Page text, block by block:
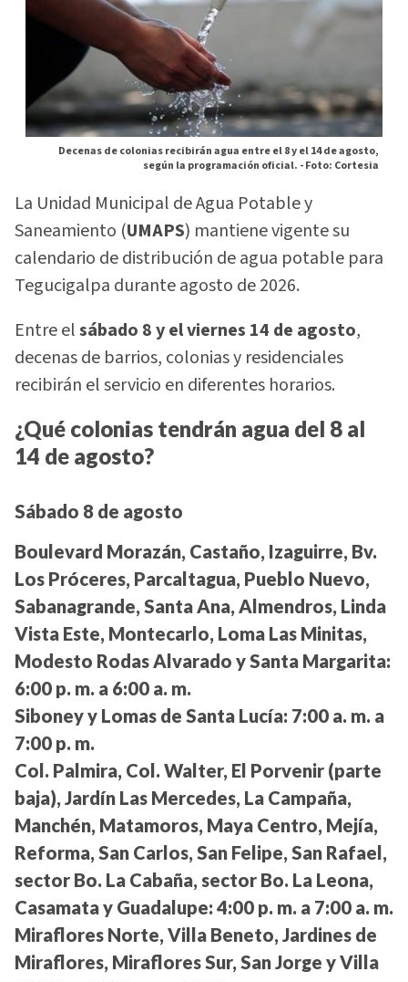
Decenas de colonias recibirán agua entre el 8 y el 14 de agosto,
según la programación oficial. -Foto: Cortesia
La Unidad Municipal de Agua Potable y
Saneamiento (UMAPS) mantiene vigente su
calendario de distribución de agua potable para
Tegucigalpa durante agosto de 2026.
Entre elsábado 8 y el viernes 14 de agosto,
decenas de barrios, colonias y residenciales
recibirán el servicio en diferentes horarios.
¿Qué colonias tendrán agua del 8 al
14 de agosto?
Sábado 8 de agosto
Boulevard Morazán, Castaño, Izaguirre, Bv.
Los Próceres, Parcaltagua, Pueblo Nuevo,
Sabanagrande, Santa Ana, Almendros, Linda
Vista Este, Montecarlo, Loma Las Minitas,
Modesto Rodas Alvarado y Santa Margarita:
6:00 p. m. a 6:00 a. m.
Siboney y Lomas de Santa Lucía: 7:00 a. m. a
7:00 p. m.
Col. Palmira, Col. Walter, El Porvenir (parte
baja), Jardín Las Mercedes, La Campaña,
Manchén, Matamoros, Maya Centro, Mejía,
Reforma, San Carlos, San Felipe, San Rafael,
sector Bo. La Cabaña, sector Bo. La Leona,
Casamata y Guadalupe: 4:00 p. m. a 7:00 a. m.
Miraflores Norte, Villa Beneto, Jardines de
Miraflores, Miraflores Sur, San Jorge y Villa